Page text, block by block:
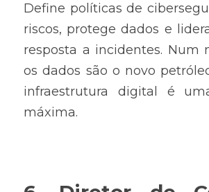
Define políticas de
riscos, protege dados e
resposta a incidentes. Num
os dados são o novo
infraestrutura digital é
máxima.